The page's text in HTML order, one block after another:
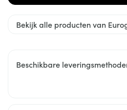
Bekijk alle producten van
Beschikbare